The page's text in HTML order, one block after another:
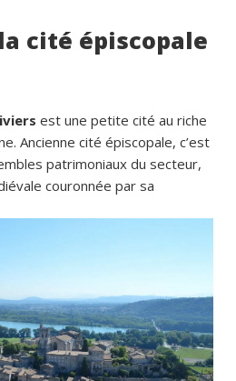
cité épiscopale
est une petite cité au riche
Ancienne cité épiscopale, c’est
patrimoniaux du secteur,
couronnée par sa